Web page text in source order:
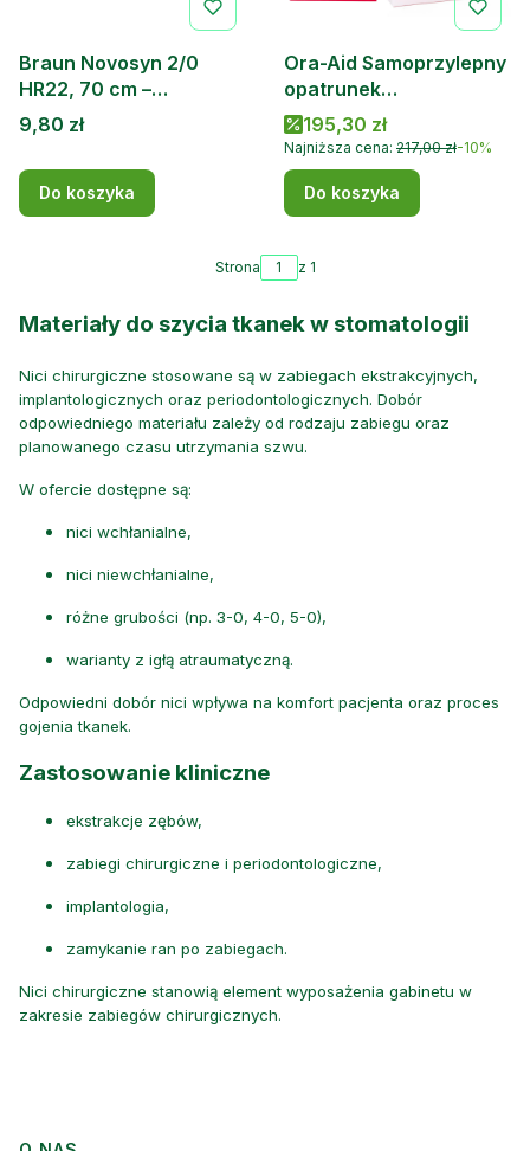
Braun Novosyn 2/0
HR22, 70 cm –
wchłanialna nić
chirurgiczna (1 szt.)
Cena
9,80 zł
Do koszyka
Ora-Aid Samoprzylepny
opatrunek
wewnątrzustny 20 szt.
Cena promocyjna
195,30 zł
Najniższa cena: 217,00 zł-10%
Do koszyka
Strona z 1
Materiały do szycia tkanek w stomatologii
Nici chirurgiczne stosowane są w zabiegach ekstrakcyjnych,
implantologicznych oraz periodontologicznych. Dobór
odpowiedniego materiału zależy od rodzaju zabiegu oraz
planowanego czasu utrzymania szwu.
W ofercie dostępne są:
nici wchłanialne,
nici niewchłanialne,
różne grubości (np. 3-0, 4-0, 5-0),
warianty z igłą atraumatyczną.
Odpowiedni dobór nici wpływa na komfort pacjenta oraz proces
gojenia tkanek.
Zastosowanie kliniczne
ekstrakcje zębów,
zabiegi chirurgiczne i periodontologiczne,
implantologia,
zamykanie ran po zabiegach.
Nici chirurgiczne stanowią element wyposażenia gabinetu w
zakresie zabiegów chirurgicznych.